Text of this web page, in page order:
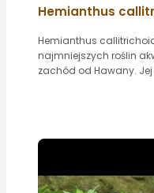
Hemianthus
Hemianthus
najmniejszych roślin
zachód od Hawany.